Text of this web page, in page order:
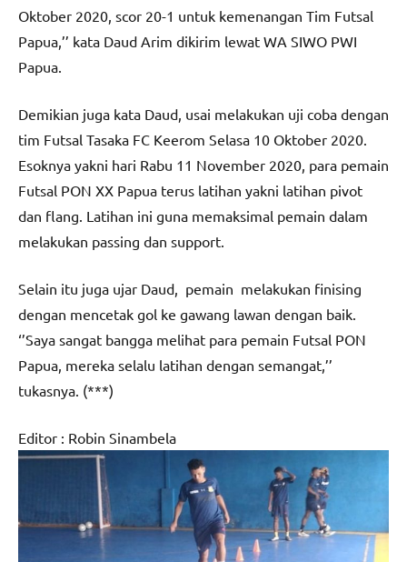
Oktober 2020, scor 20-1 untuk kemenangan Tim Futsal
Papua,’’ kata Daud Arim dikirim lewat WA SIWO PWI
Papua.
Demikian juga kata Daud, usai melakukan uji coba dengan
tim Futsal Tasaka FC Keerom Selasa 10 Oktober 2020.
Esoknya yakni hari Rabu 11 November 2020, para pemain
Futsal PON XX Papua terus latihan yakni latihan pivot
dan flang. Latihan ini guna memaksimal pemain dalam
melakukan passing dan support.
Selain itu juga ujar Daud, pemain melakukan finising
dengan mencetak gol ke gawang lawan dengan baik.
‘’Saya sangat bangga melihat para pemain Futsal PON
Papua, mereka selalu latihan dengan semangat,’’
tukasnya. (***)
Editor : Robin Sinambela